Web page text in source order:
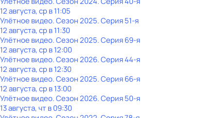
12 августа, ср в 11:05
Улётное видео. Сезон 2025. Серия 51-я
12 августа, ср в 11:30
Улётное видео. Сезон 2025. Серия 69-я
12 августа, ср в 12:00
Улётное видео. Сезон 2026. Серия 44-я
12 августа, ср в 12:30
Улётное видео. Сезон 2025. Серия 66-я
12 августа, ср в 13:00
Улётное видео. Сезон 2026. Серия 50-я
13 августа, чт в 09:30